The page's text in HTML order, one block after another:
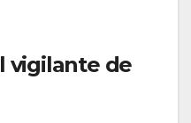
vigilante de